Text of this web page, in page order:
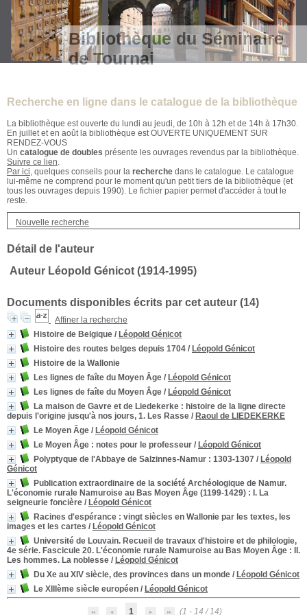
Bibliothèque du Séminaire
de Tournai
Recherche en ligne dans le catalogue de la bibliothèque
La bibliothèque est ouverte du lundi au jeudi, de 10h à 12h et de 14h à 17h30.
En juillet et en août la bibliothèque est OUVERTE UNIQUEMENT SUR
RENDEZ-VOUS
Un catalogue de doubles présente les ouvrages revendus par la bibliothèque.
Suivre ce lien.
Par ici, quelques conseils pour la recherche dans le catalogue. Le catalogue
lui-même ne comprend pour le moment qu'un petit tiers de la bibliothèque (et
tous les ouvrages depuis 1990). Le fichier papier permet d'accéder à tout le
reste.
Nouvelle recherche
Détail de l'auteur
Auteur Léopold Génicot (1914-1995)
Documents disponibles écrits par cet auteur (14)
Affiner la recherche
Histoire de Belgique / Léopold Génicot
Histoire des routes belges depuis 1704 / Léopold Génicot
Histoire de la Wallonie
Les lignes de faîte du Moyen Âge / Léopold Génicot
Les lignes de faîte du Moyen Âge / Léopold Génicot
La maison de Gavre et de Liedekerke : histoire de la ligne directe
depuis l'origine jusqu'à nos jours, 1. Les Rasse / Raoul de LIEDEKERKE
Le Moyen Âge / Léopold Génicot
Le Moyen Âge : notes pour le professeur / Léopold Génicot
Polyptyque de l'Abbaye de Salzinnes-Namur : 1303-1307 / Léopold
Génicot
Publication extraordinaire de la société Archéologique de Namur.
L'économie rurale Namuroise au Bas Moyen Âge (1199-1429) : I. La
seigneurie foncière / Léopold Génicot
Racines d'espérance : vingt siècles en Wallonie par les textes, les
images et les cartes / Léopold Génicot
Université de Louvain. Recueil de travaux d'histoire et de philologie,
4e série. Fascicule 20. L'économie rurale Namuroise au Bas Moyen Âge : II.
Les hommes. La noblesse / Léopold Génicot
Du Xe au XIV siècle, des provinces dans un monde / Léopold Génicot
Le XIIIème siècle européen / Léopold Génicot
1 (1 - 14 / 14)